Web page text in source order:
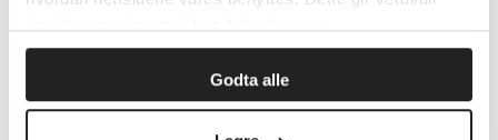
Godta alle
Irritabel tarm-syndrom - Klinisk
retningslinje for håndtering av